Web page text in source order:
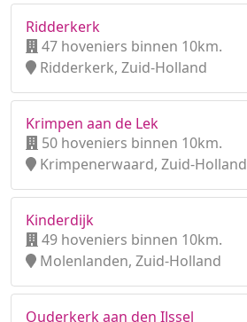
Ridderkerk
47 hoveniers binnen 10km.
Ridderkerk, Zuid-Holland
Krimpen aan de Lek
50 hoveniers binnen 10km.
Krimpenerwaard, Zuid-Holland
Kinderdijk
49 hoveniers binnen 10km.
Molenlanden, Zuid-Holland
Ouderkerk aan den IJssel